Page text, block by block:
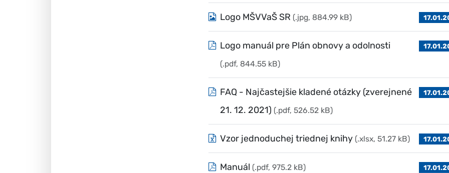
Logo MŠVVaŠ SR (.jpg, 884.99 kB)
Logo manuál pre Plán obnovy a odolnosti
(.pdf, 844.55 kB)
FAQ - Najčastejšie kladené otázky (zverejnené
21. 12. 2021) (.pdf, 526.52 kB)
Vzor jednoduchej triednej knihy (.xlsx, 51.27 kB)
Manuál (.pdf, 975.2 kB)